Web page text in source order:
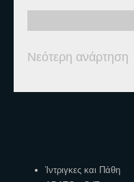
Νεότερη ανάρτηση
Ίντριγκες και Πάθη